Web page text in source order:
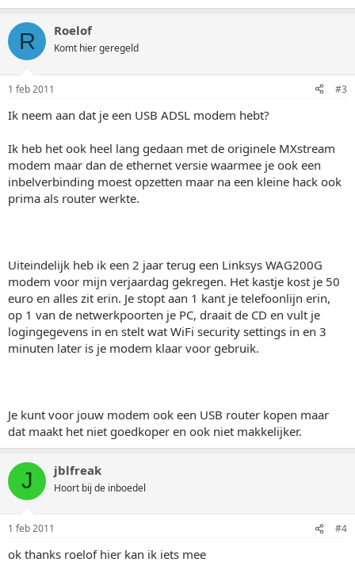
R Roelof
Komt hier geregeld
1 feb 2011 #3
Ik neem aan dat je een USB ADSL modem hebt?
Ik heb het ook heel lang gedaan met de originele MXstream
modem maar dan de ethernet versie waarmee je ook een
inbelverbinding moest opzetten maar na een kleine hack ook
prima als router werkte.
Uiteindelijk heb ik een 2 jaar terug een Linksys WAG200G
modem voor mijn verjaardag gekregen. Het kastje kost je 50
euro en alles zit erin. Je stopt aan 1 kant je telefoonlijn erin,
op 1 van de netwerkpoorten je PC, draait de CD en vult je
logingegevens in en stelt wat WiFi security settings in en 3
minuten later is je modem klaar voor gebruik.
Je kunt voor jouw modem ook een USB router kopen maar
dat maakt het niet goedkoper en ook niet makkelijker.
J jblfreak
Hoort bij de inboedel
1 feb 2011 #4
ok thanks roelof hier kan ik iets mee